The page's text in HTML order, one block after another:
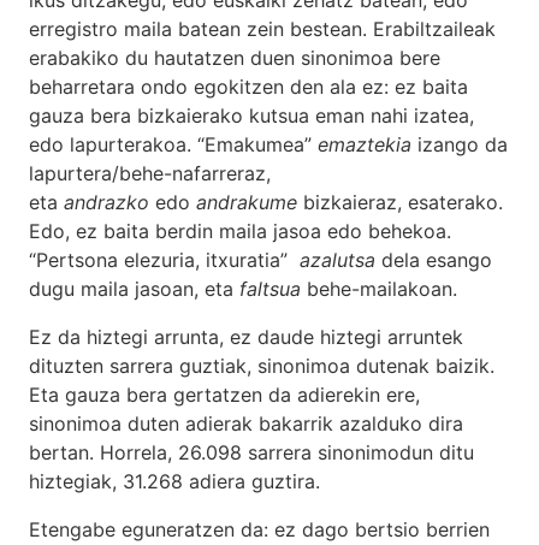
erregistro maila batean zein bestean. Erabiltzaileak
erabakiko du hautatzen duen sinonimoa bere
beharretara ondo egokitzen den ala ez: ez baita
gauza bera bizkaierako kutsua eman nahi izatea,
edo lapurterakoa. “Emakumea” emaztekia izango da
lapurtera/behe-nafarreraz,
eta andrazko edo andrakume bizkaieraz, esaterako.
Edo, ez baita berdin maila jasoa edo behekoa.
“Pertsona elezuria, itxuratia” azalutsa dela esango
dugu maila jasoan, eta faltsua behe-mailakoan.
Ez da hiztegi arrunta, ez daude hiztegi arruntek
dituzten sarrera guztiak, sinonimoa dutenak baizik.
Eta gauza bera gertatzen da adierekin ere,
sinonimoa duten adierak bakarrik azalduko dira
bertan. Horrela, 26.098 sarrera sinonimodun ditu
hiztegiak, 31.268 adiera guztira.
Etengabe eguneratzen da: ez dago bertsio berrien